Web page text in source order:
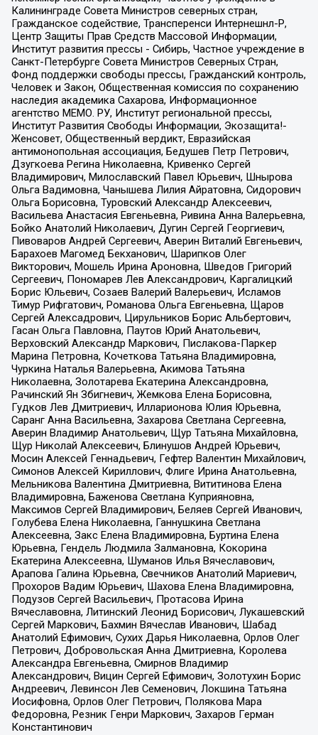
Калининграде Совета Министров северных стран,
Гражданское содействие, Трансперенси Интернешнл-Р,
Центр Защиты Прав Средств Массовой Информации,
Институт развития прессы - Сибирь, Частное учреждение в
Санкт-Петербурге Совета Министров Северных Стран,
Фонд поддержки свободы прессы, Гражданский контроль,
Человек и Закон, Общественная комиссия по сохранению
наследия академика Сахарова, Информационное
агентство МЕМО. РУ, Институт региональной прессы,
Институт Развития Свободы Информации, Экозащита!-
Женсовет, Общественный вердикт, Евразийская
антимонопольная ассоциация, Бедушев Петр Петрович,
Дзугкоева Регина Николаевна, Кривенко Сергей
Владимирович, Милославский Павел Юрьевич, Шнырова
Ольга Вадимовна, Чанышева Лилия Айратовна, Сидорович
Ольга Борисовна, Туровский Александр Алексеевич,
Васильева Анастасия Евгеньевна, Ривина Анна Валерьевна,
Бойко Анатолий Николаевич, Дугин Сергей Георгиевич,
Пивоваров Андрей Сергеевич, Аверин Виталий Евгеньевич,
Барахоев Магомед Бекханович, Шарипков Олег
Викторович, Мошель Ирина Ароновна, Шведов Григорий
Сергеевич, Пономарев Лев Александрович, Каргалицкий
Борис Юльевич, Созаев Валерий Валерьевич, Исламов
Тимур Рифгатович, Романова Ольга Евгеньевна, Щаров
Сергей Алексадрович, Цирульников Борис Альбертович,
Гасан Ольга Павловна, Паутов Юрий Анатольевич,
Верховский Александр Маркович, Пислакова-Паркер
Марина Петровна, Кочеткова Татьяна Владимировна,
Чуркина Наталья Валерьевна, Акимова Татьяна
Николаевна, Золотарева Екатерина Александровна,
Рачинский Ян Збигневич, Жемкова Елена Борисовна,
Гудков Лев Дмитриевич, Илларионова Юлия Юрьевна,
Саранг Анна Васильевна, Захарова Светлана Сергеевна,
Аверин Владимир Анатольевич, Щур Татьяна Михайловна,
Щур Николай Алексеевич, Блинушов Андрей Юрьевич,
Мосин Алексей Геннадьевич, Гефтер Валентин Михайлович,
Симонов Алексей Кириллович, Флиге Ирина Анатольевна,
Мельникова Валентина Дмитриевна, Вититинова Елена
Владимировна, Баженова Светлана Куприяновна,
Максимов Сергей Владимирович, Беляев Сергей Иванович,
Голубева Елена Николаевна, Ганнушкина Светлана
Алексеевна, Закс Елена Владимировна, Буртина Елена
Юрьевна, Гендель Людмила Залмановна, Кокорина
Екатерина Алексеевна, Шуманов Илья Вячеславович,
Арапова Галина Юрьевна, Свечников Анатолий Мариевич,
Прохоров Вадим Юрьевич, Шахова Елена Владимировна,
Подузов Сергей Васильевич, Протасова Ирина
Вячеславовна, Литинский Леонид Борисович, Лукашевский
Сергей Маркович, Бахмин Вячеслав Иванович, Шабад
Анатолий Ефимович, Сухих Дарья Николаевна, Орлов Олег
Петрович, Добровольская Анна Дмитриевна, Королева
Александра Евгеньевна, Смирнов Владимир
Александрович, Вицин Сергей Ефимович, Золотухин Борис
Андреевич, Левинсон Лев Семенович, Локшина Татьяна
Иосифовна, Орлов Олег Петрович, Полякова Мара
Федоровна, Резник Генри Маркович, Захаров Герман
Константинович